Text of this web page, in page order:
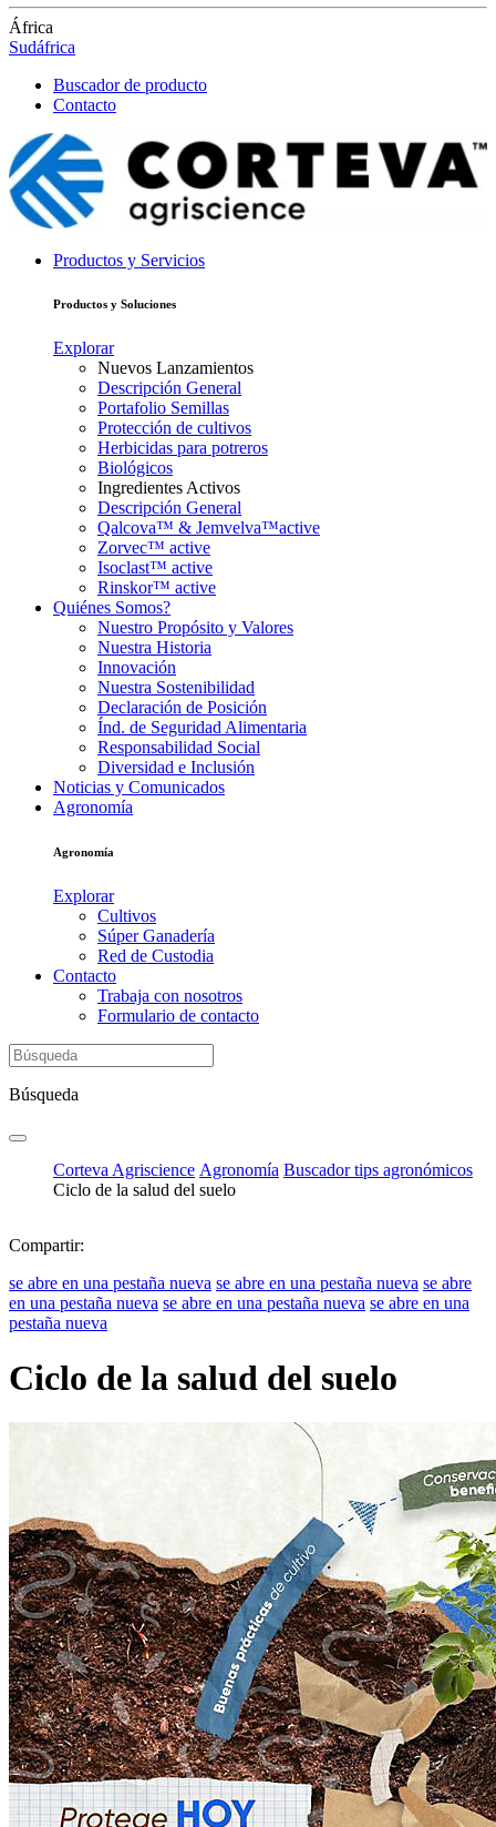
África
Sudáfrica
Buscador de producto
Contacto
Productos y Servicios
Productos y Soluciones
Explorar
Nuevos Lanzamientos
Descripción General
Portafolio Semillas
Protección de cultivos
Herbicidas para potreros
Biológicos
Ingredientes Activos
Descripción General
Qalcova™ & Jemvelva™active
Zorvec™ active
Isoclast™ active
Rinskor™ active
Quiénes Somos?
Nuestro Propósito y Valores
Nuestra Historia
Innovación
Nuestra Sostenibilidad
Declaración de Posición
Índ. de Seguridad Alimentaria
Responsabilidad Social
Diversidad e Inclusión
Noticias y Comunicados
Agronomía
Agronomía
Explorar
Cultivos
Súper Ganadería
Red de Custodia
Contacto
Trabaja con nosotros
Formulario de contacto
Búsqueda
Corteva Agriscience Agronomía Buscador tips agronómicos
Ciclo de la salud del suelo
Compartir:
se abre en una pestaña nueva se abre en una pestaña nueva se abre
en una pestaña nueva se abre en una pestaña nueva se abre en una
pestaña nueva
Ciclo de la salud del suelo